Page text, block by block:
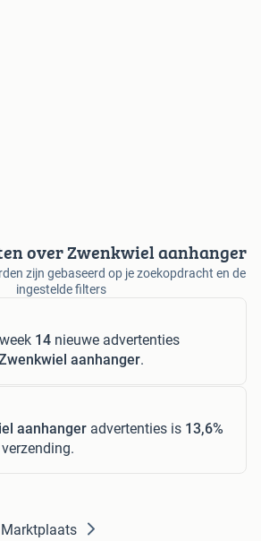
over Zwenkwiel aanhanger
zijn gebaseerd op je zoekopdracht en de
ingestelde filters
14 nieuwe advertenties
aanhanger.
aanhanger advertenties is 13,6%
Marktplaats